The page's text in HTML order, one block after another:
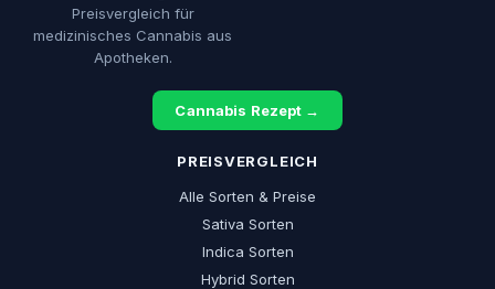
Preisvergleich für
medizinisches Cannabis aus
Apotheken.
Cannabis Rezept →
PREISVERGLEICH
Alle Sorten & Preise
Sativa Sorten
Indica Sorten
Hybrid Sorten